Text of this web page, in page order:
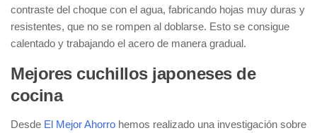
contraste del choque con el agua, fabricando hojas muy duras y
resistentes, que no se rompen al doblarse. Esto se consigue
calentado y trabajando el acero de manera gradual.
Mejores cuchillos japoneses de
cocina
Desde El Mejor Ahorro hemos realizado una investigación sobre